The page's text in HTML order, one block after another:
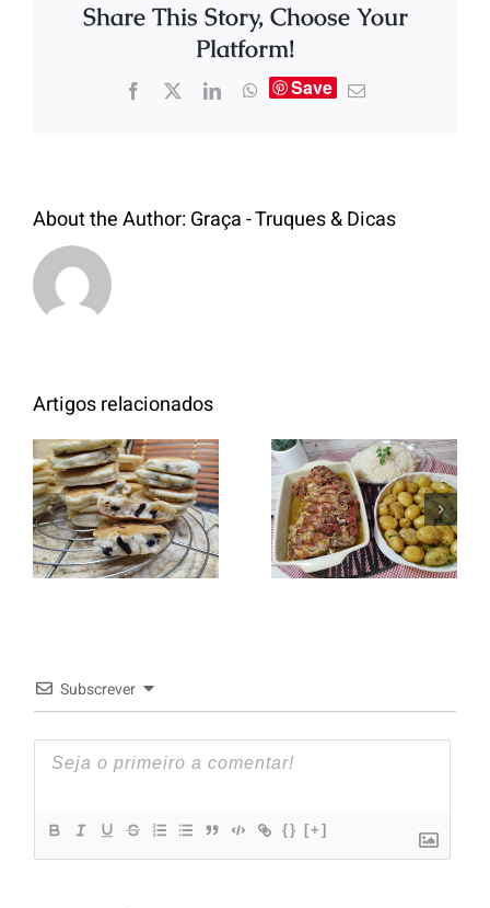
Share This Story, Choose Your
Platform!
Save
About the Author:Graça - Truques & Dicas
Artigos relacionados
Panquecas
com Oreo
Entrecosto
italiano c/
batata a
murro e
Subscrever
{} [+]